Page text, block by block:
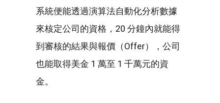
系統便能透過演算法自動化分析數據
來核定公司的資格，20 分鐘內就能得
到審核的結果與報價（Offer），公司
也能取得美金 1 萬至 1 千萬元的資
金。